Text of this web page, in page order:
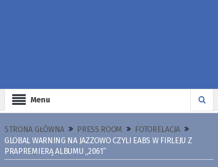
Menu
STRONA GŁÓWNA PRESS ROOM
FOTORELACJA
GLOBAL WARNING NA JAZZOWO CZYLI EABS W FIRLEJU Z
PRAPREMIERĄ ALBUMU „2061”